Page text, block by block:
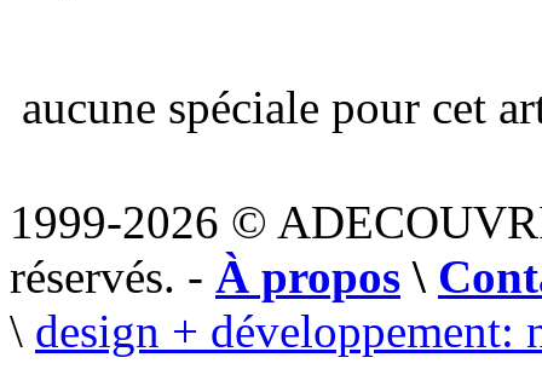
aucune spéciale pour cet
1999-2026 ©
réservés. - À propos \
\ design + développement: